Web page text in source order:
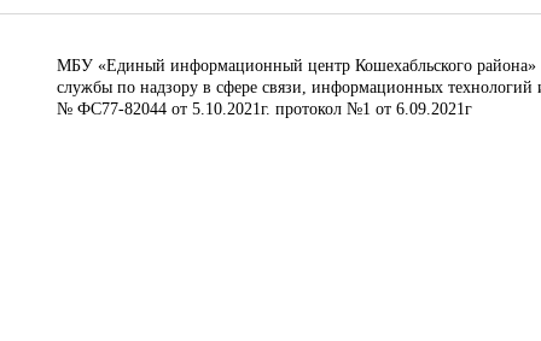
МБУ «Единый информационный центр Кошехабльского района»
службы по надзору в сфере связи, информационных
№ ФС77-82044 от 5.10.2021г. протокол №1 от 6.09.2021г